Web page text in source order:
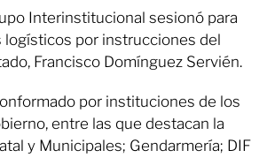
Interinstitucional sesionó para
por instrucciones del
Francisco Domínguez Servién.
por instituciones de los
entre las que destacan la
y Municipales; Gendarmería; DIF